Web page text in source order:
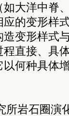
大洋中脊
的变形样
变形样式
直接、具
何种具体
所岩石圈演